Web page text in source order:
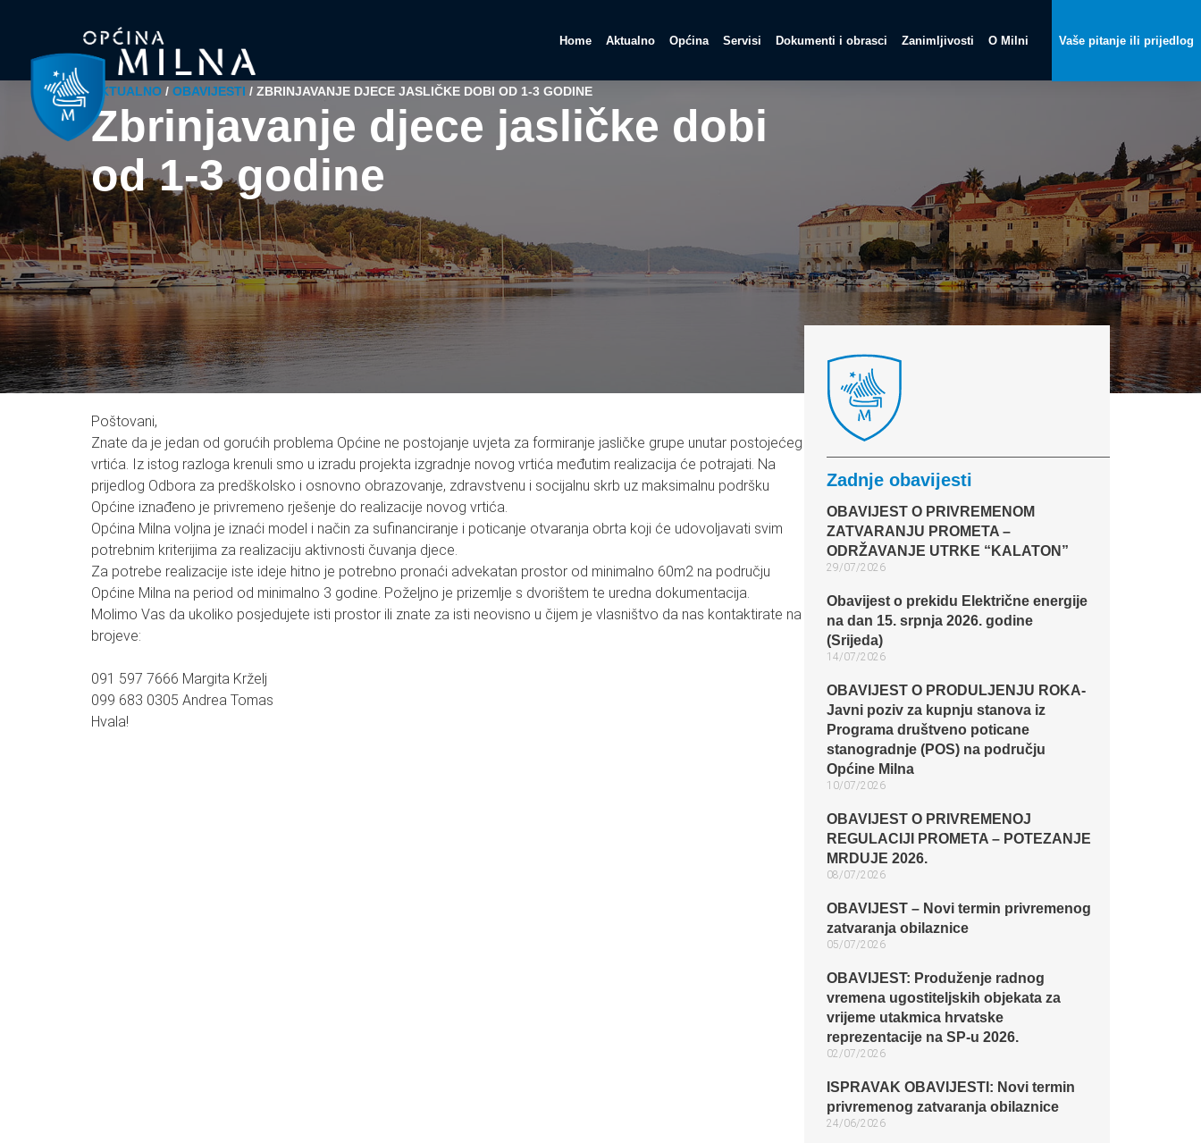
Home Aktualno Općina Servisi Dokumenti i obrasci Zanimljivosti O Milni Vaše pitanje ili prijedlog
AKTUALNO / OBAVIJESTI / ZBRINJAVANJE DJECE JASLIČKE DOBI OD 1-3 GODINE
Zbrinjavanje djece jasličke dobi
od 1-3 godine
Poštovani,
Znate da je jedan od gorućih problema Općine ne postojanje uvjeta za formiranje jasličke grupe unutar postojećeg
vrtića. Iz istog razloga krenuli smo u izradu projekta izgradnje novog vrtića međutim realizacija će potrajati. Na
prijedlog Odbora za predškolsko i osnovno obrazovanje, zdravstvenu i socijalnu skrb uz maksimalnu podršku
Općine iznađeno je privremeno rješenje do realizacije novog vrtića.
Općina Milna voljna je iznaći model i način za sufinanciranje i poticanje otvaranja obrta koji će udovoljavati svim
potrebnim kriterijima za realizaciju aktivnosti čuvanja djece.
Za potrebe realizacije iste ideje hitno je potrebno pronaći advekatan prostor od minimalno 60m2 na području
Općine Milna na period od minimalno 3 godine. Poželjno je prizemlje s dvorištem te uredna dokumentacija.
Molimo Vas da ukoliko posjedujete isti prostor ili znate za isti neovisno u čijem je vlasništvo da nas kontaktirate na
brojeve:
091 597 7666 Margita Krželj
099 683 0305 Andrea Tomas
Hvala!
Zadnje obavijesti
OBAVIJEST O PRIVREMENOM
ZATVARANJU PROMETA –
ODRŽAVANJE UTRKE “KALATON”
29/07/2026
Obavijest o prekidu Električne energije
na dan 15. srpnja 2026. godine
(Srijeda)
14/07/2026
OBAVIJEST O PRODULJENJU ROKA-
Javni poziv za kupnju stanova iz
Programa društveno poticane
stanogradnje (POS) na području
Općine Milna
10/07/2026
OBAVIJEST O PRIVREMENOJ
REGULACIJI PROMETA – POTEZANJE
MRDUJE 2026.
08/07/2026
OBAVIJEST – Novi termin privremenog
zatvaranja obilaznice​
05/07/2026
OBAVIJEST: Produženje radnog
vremena ugostiteljskih objekata za
vrijeme utakmica hrvatske
reprezentacije na SP-u 2026.
02/07/2026
ISPRAVAK OBAVIJESTI: Novi termin
privremenog zatvaranja obilaznice​
24/06/2026